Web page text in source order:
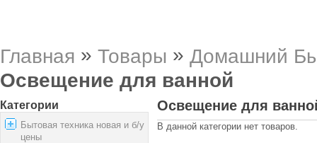
Главная » Товары » Домашний
Освещение для ванной
Категории
Бытовая техника новая и б/у
цены
Освещение для
В данной категории нет товаров.